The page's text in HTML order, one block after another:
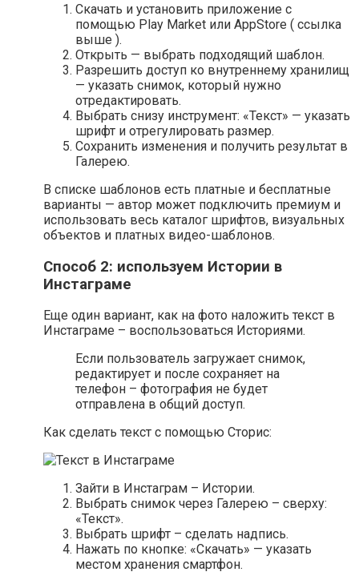
Скачать и установить приложение с
помощью Play Market или AppStore ( ссылка
выше ).
Открыть — выбрать подходящий шаблон.
Разрешить доступ ко внутреннему хранилищ
— указать снимок, который нужно
отредактировать.
Выбрать снизу инструмент: «Текст» — указать
шрифт и отрегулировать размер.
Сохранить изменения и получить результат в
Галерею.
В списке шаблонов есть платные и бесплатные
варианты — автор может подключить премиум и
использовать весь каталог шрифтов, визуальных
объектов и платных видео-шаблонов.
Способ 2: используем Истории в
Инстаграме
Еще один вариант, как на фото наложить текст в
Инстаграме – воспользоваться Историями.
Если пользователь загружает снимок,
редактирует и после сохраняет на
телефон – фотография не будет
отправлена в общий доступ.
Как сделать текст с помощью Сторис:
Зайти в Инстаграм – Истории.
Выбрать снимок через Галерею – сверху:
«Текст».
Выбрать шрифт – сделать надпись.
Нажать по кнопке: «Скачать» — указать
местом хранения смартфон.